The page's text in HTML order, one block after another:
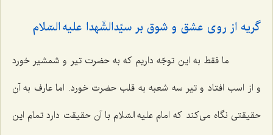
گریه از روی عشق و شوق بر سیّدالشّهدا علیه السّلام‌
ما فقط به این توجّه داریم که به حضرت تیر و شمشیر خورد
و از اسب افتاد و تیر سه شعبه به قلب حضرت خورد. اما عارف به آن
حقیقتی نگاه می‌کند که امام علیه السّلام با آن حقیقت دارد تمام این